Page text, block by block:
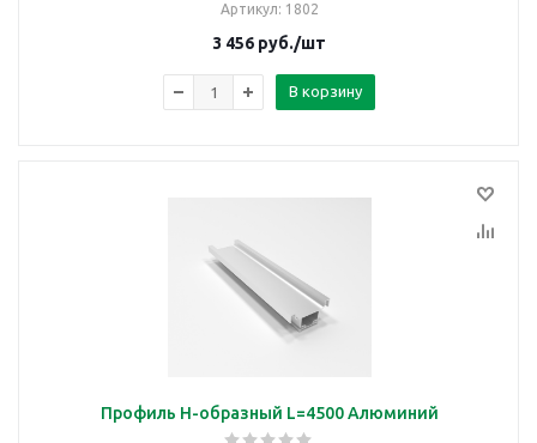
Артикул: 1802
3 456 руб./шт
В корзину
Профиль H-образный L=4500 Алюминий